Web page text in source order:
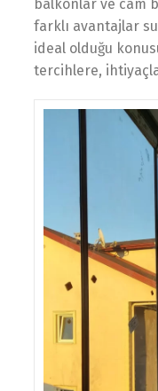
balkonlar ve cam
farklı avantajlar
ideal olduğu
tercihlere,